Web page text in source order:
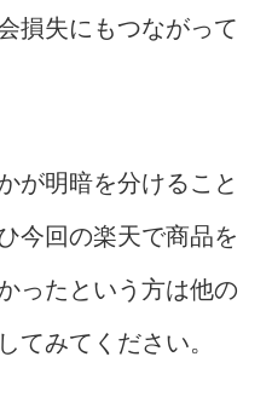
損失にもつながって
が明暗を分けること
今回の楽天で商品を
ったという方は他の
てみてください。